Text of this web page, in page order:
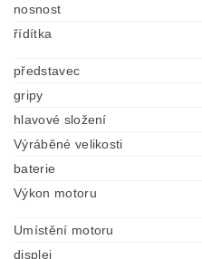
nosnost
řídítka
představec
gripy
hlavové složení
Výráběné velikosti
baterie
Výkon motoru
Umístění motoru
displej